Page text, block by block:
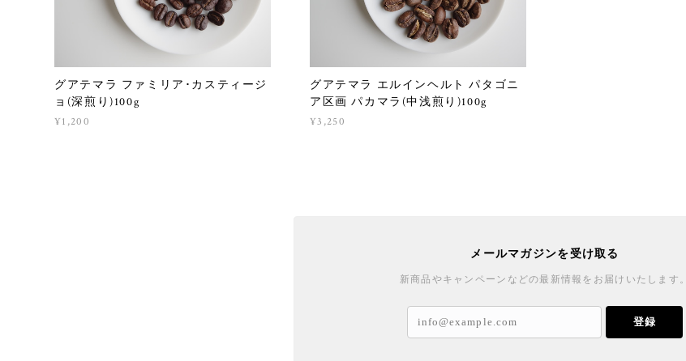
グアテマラ ファミリア･カスティージ
ョ(深煎り)100g
¥1,200
グアテマラ エルインヘルト パタゴニ
ア区画 パカマラ(中浅煎り)100g
¥3,250
メールマガジンを受け取る
新商品やキャンペーンなどの最新情報をお届けいたします。
登録